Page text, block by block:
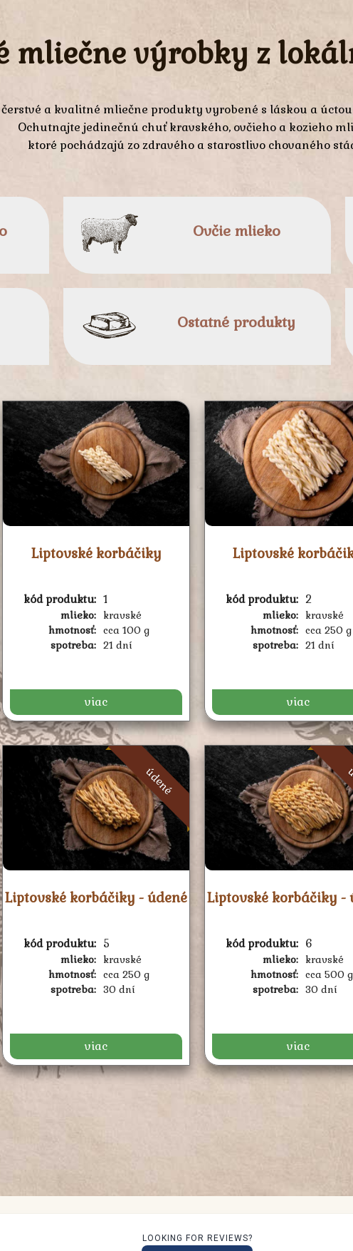
mliečne výrobky z
a kvalitné mliečne produkty vyrobené s láskou a
Ochutnajte jedinečnú chuť kravského, ovčieho a kozieho
ktoré pochádzajú zo zdravého a starostlivo chovaného
Ovčie mlieko
Ostatné produkty
Liptovské korbáčiky
kód produktu: 1
mlieko:
kravské
hmotnosť: cca 100 g
spotreba: 21 dní
viac
Liptovské
kód produktu: 2
mlieko:
kravské
hmotnosť: cca 250 g
spotreba: 21 dní
viac
údené
Liptovské korbáčiky - údené
kód produktu: 5
mlieko:
kravské
hmotnosť: cca 250 g
spotreba: 30 dní
viac
Liptovské korbáčiky -
kód produktu: 6
mlieko:
kravské
hmotnosť: cca 500 g
spotreba: 30 dní
viac
LOOKING FOR REVIEWS?